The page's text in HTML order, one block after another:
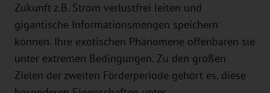
Zukunft z.B. Strom verlustfrei leiten und
gigantische Informationsmengen speichern
können. Ihre exotischen Phänomene offenbaren sie
unter extremen Bedingungen. Zu den großen
Zielen der zweiten Förderperiode gehört es, diese